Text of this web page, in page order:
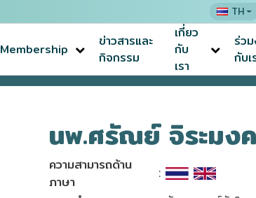
TH
Membership
ข่าวสารและ
กิจกรรม
เกี่ยว
กับ
เรา
ร่ว
กับเ
นพ.ศรัณย์ จิระมง
ความสามารถด้าน
ภาษา
: